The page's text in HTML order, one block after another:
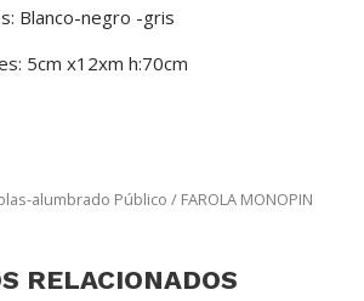
Blanco-negro -gris
5cm x12xm h:70cm
alumbrado Público / FAROLA MONOPIN
RELACIONADOS